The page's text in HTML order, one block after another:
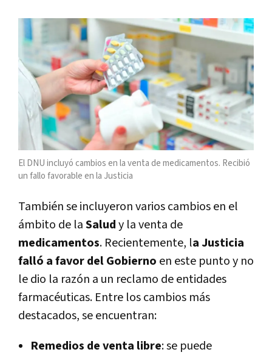
El DNU incluyó cambios en la venta de medicamentos. Recibió
un fallo favorable en la Justicia
También se incluyeron varios cambios en el
ámbito de laSaludy la venta de
medicamentos. Recientemente, la Justicia
falló a favor del Gobierno en este punto y no
le dio la razón a un reclamo de entidades
farmacéuticas. Entre los cambios más
destacados, se encuentran:
Remedios de venta libre: se puede